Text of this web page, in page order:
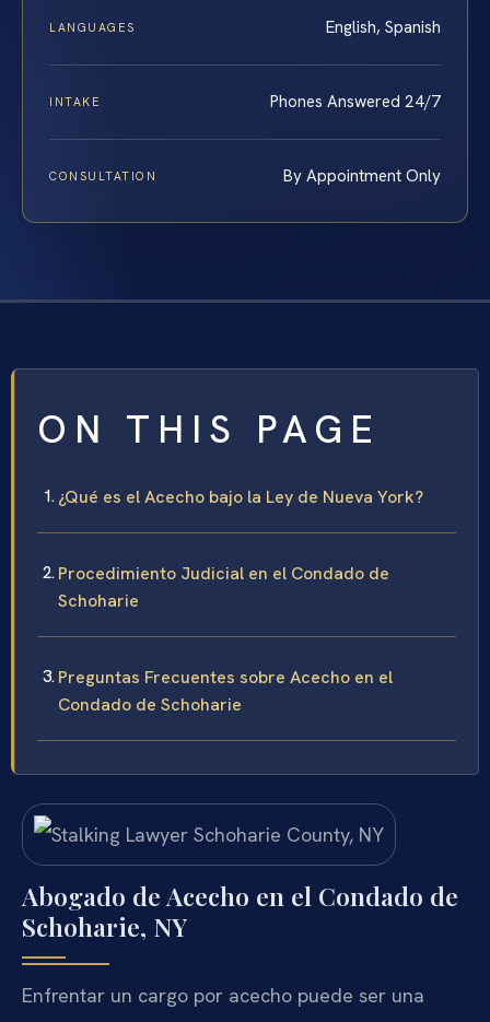
LANGUAGES English, Spanish
INTAKE Phones Answered 24/7
CONSULTATION By Appointment Only
ON THIS PAGE
¿Qué es el Acecho bajo la Ley de Nueva York?
Procedimiento Judicial en el Condado de
Schoharie
Preguntas Frecuentes sobre Acecho en el
Condado de Schoharie
Abogado de Acecho en el Condado de
Schoharie, NY
Enfrentar un cargo por acecho puede ser una